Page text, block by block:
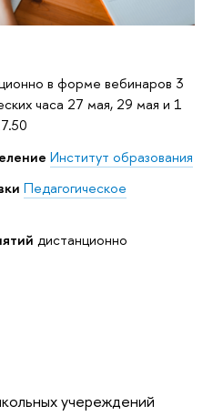
в форме вебинаров 3
часа 27 мая, 29 мая и 1
Институт образования
Педагогическое
дистанционно
учереждений